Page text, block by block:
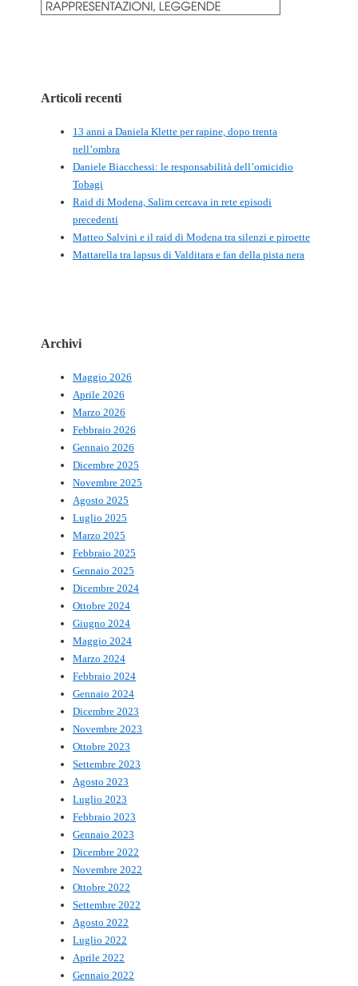
Articoli recenti
13 anni a Daniela Klette per rapine, dopo trenta
nell’ombra
Daniele Biacchessi: le responsabilità dell’omicidio
Tobagi
Raid di Modena, Salim cercava in rete episodi
precedenti
Matteo Salvini e il raid di Modena tra silenzi e piroette
Mattarella tra lapsus di Valditara e fan della pista nera
Archivi
Maggio 2026
Aprile 2026
Marzo 2026
Febbraio 2026
Gennaio 2026
Dicembre 2025
Novembre 2025
Agosto 2025
Luglio 2025
Marzo 2025
Febbraio 2025
Gennaio 2025
Dicembre 2024
Ottobre 2024
Giugno 2024
Maggio 2024
Marzo 2024
Febbraio 2024
Gennaio 2024
Dicembre 2023
Novembre 2023
Ottobre 2023
Settembre 2023
Agosto 2023
Luglio 2023
Febbraio 2023
Gennaio 2023
Dicembre 2022
Novembre 2022
Ottobre 2022
Settembre 2022
Agosto 2022
Luglio 2022
Aprile 2022
Gennaio 2022